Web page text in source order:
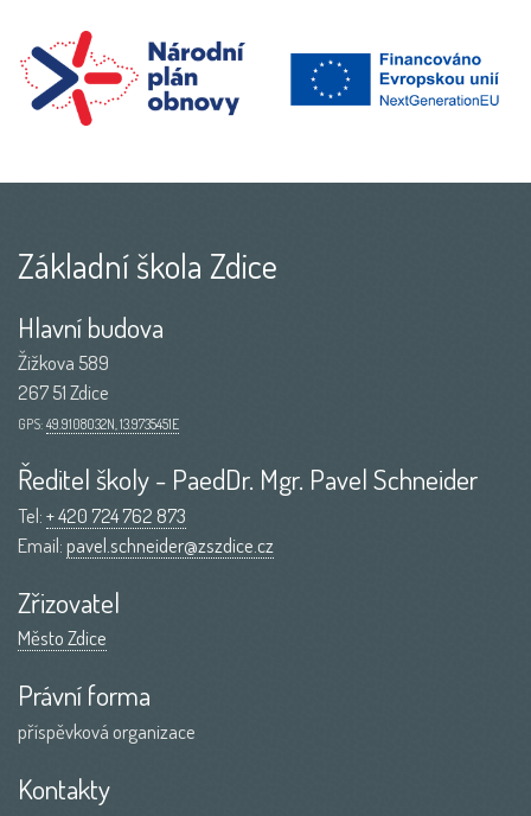
Základní škola Zdice
Hlavní budova
Žižkova 589
267 51 Zdice
GPS: 49.9108032N, 13.9735451E
Ředitel školy - PaedDr. Mgr. Pavel Schneider
Tel:+ 420 724 762 873
Email:pavel.schneider@zszdice.cz
Zřizovatel
Město Zdice
Právní forma
příspěvková organizace
Kontakty